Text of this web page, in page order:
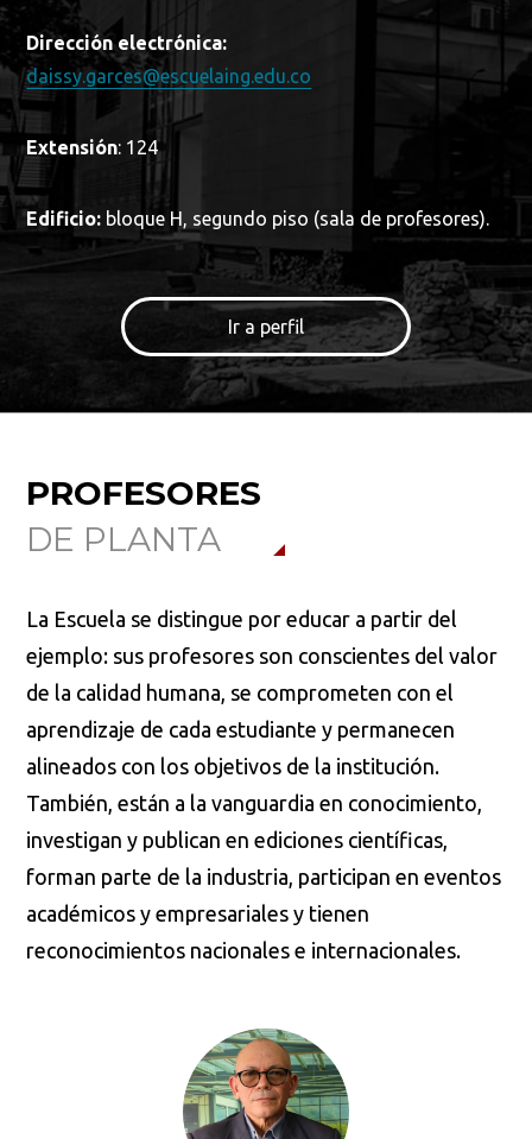
Dirección electrónica:
daissy.garces@escuelaing.edu.co
Extensión: 124
Edificio: bloque H, segundo piso (sala de profesores).
Ir a perfil
PROFESORES
DE PLANTA
La Escuela se distingue por educar a partir del
ejemplo: sus profesores son conscientes del valor
de la calidad humana, se comprometen con el
aprendizaje de cada estudiante y permanecen
alineados con los objetivos de la institución.
También, están a la vanguardia en conocimiento,
investigan y publican en ediciones científicas,
forman parte de la industria, participan en eventos
académicos y empresariales y tienen
reconocimientos nacionales e internacionales.